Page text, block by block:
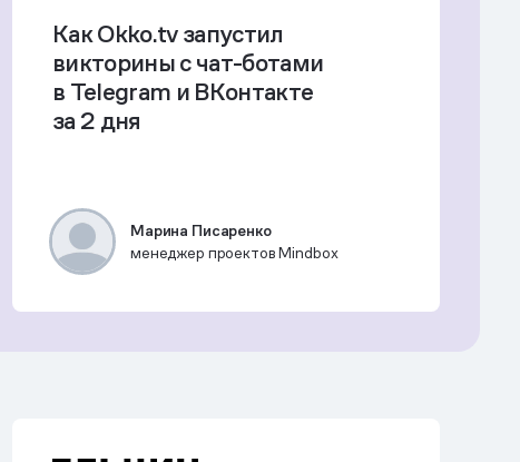
Как Okko.tv запустил
викторины с чат-ботами
в Telegram и ВКонтакте
за 2 дня
Марина Писаренко
менеджер проектов Mindbox